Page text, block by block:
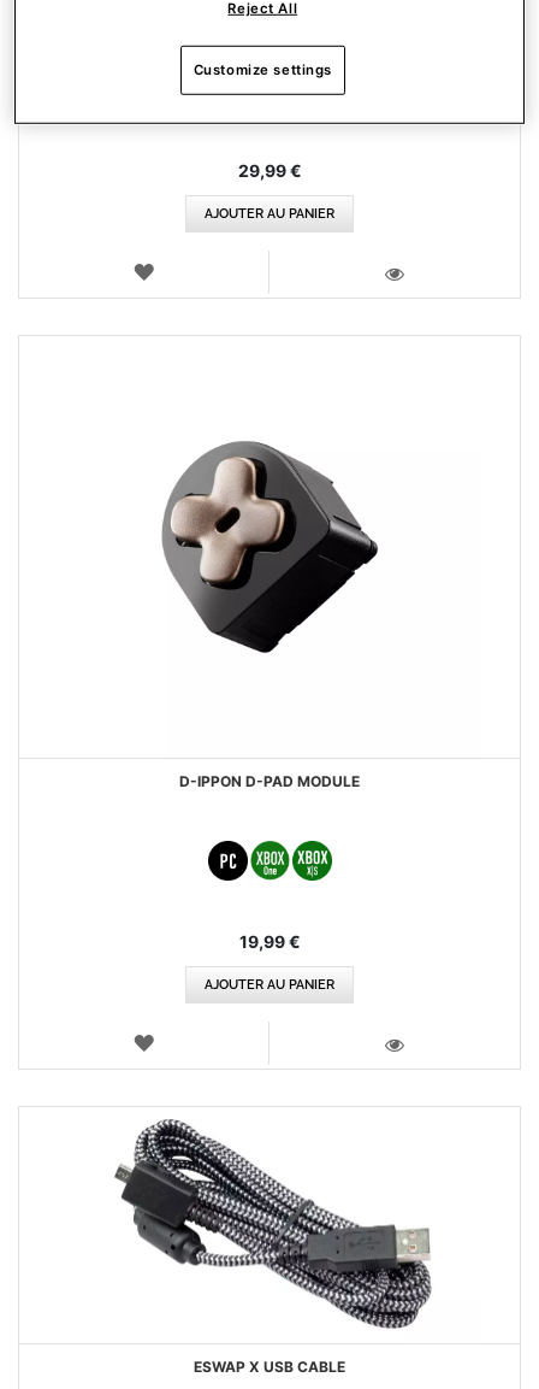
ESWAP X FIGHTING PACK
29,99 €
AJOUTER AU PANIER
AJOUTER
D-IPPON D-PAD MODULE
19,99 €
AJOUTER AU PANIER
AJOUTER
ESWAP X USB CABLE
Reject All
Customize settings